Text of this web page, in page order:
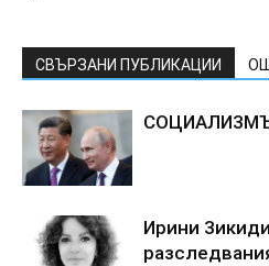
СВЪРЗАНИ ПУБЛИКАЦИИ
Иpини